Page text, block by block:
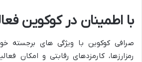
با اطمینان در کوکوین
صرافی کوکوین با ویژگی های برجسته
رمزارزها، کارمزدهای رقابتی و امکان